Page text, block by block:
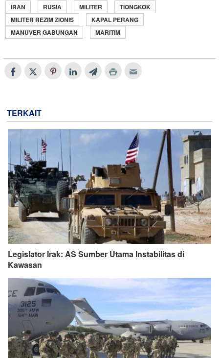
IRAN RUSIA MILITER
TIONGKOK
MILITER REZIM ZIONIS
KAPAL PERANG
MANUVER GABUNGAN
MARITIM
TERKAIT
Legislator Irak: AS Sumber Utama Instabilitas di
Kawasan